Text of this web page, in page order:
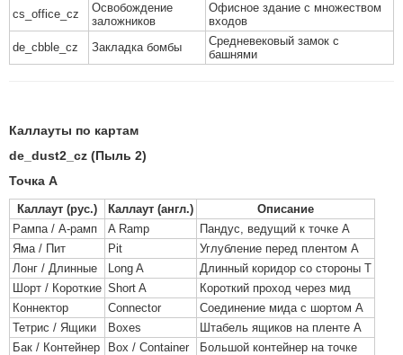
cs_office_cz
Освобождение
заложников
Офисное здание с множеством
входов
de_cbble_cz
Закладка бомбы
Средневековый замок с
башнями
Каллауты по картам
de_dust2_cz (Пыль 2)
Точка A
Каллаут (рус.) Каллаут (англ.)
Описание
Рампа / А-рамп
A Ramp
Пандус, ведущий к точке А
Яма / Пит
Pit
Углубление перед плентом А
Лонг / Длинные
Long A
Длинный коридор со стороны Т
Шорт / Короткие Short A
Короткий проход через мид
Коннектор
Connector
Соединение мида с шортом А
Тетрис / Ящики
Boxes
Штабель ящиков на пленте А
Бак / Контейнер
Box / Container Большой контейнер на точке